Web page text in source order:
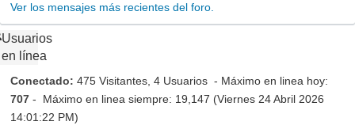
Ver los mensajes más recientes del foro.
Usuarios
en línea
Conectado: 475 Visitantes, 4 Usuarios - Máximo en linea hoy:
707 - Máximo en linea siempre: 19,147 (Viernes 24 Abril 2026
14:01:22 PM)